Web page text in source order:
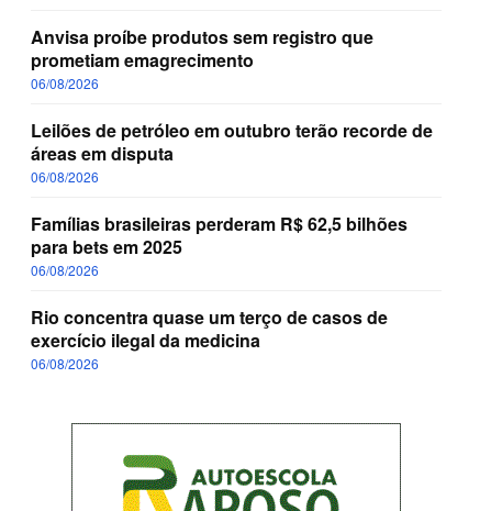
Anvisa proíbe produtos sem registro que
prometiam emagrecimento
06/08/2026
Leilões de petróleo em outubro terão recorde de
áreas em disputa
06/08/2026
Famílias brasileiras perderam R$ 62,5 bilhões
para bets em 2025
06/08/2026
Rio concentra quase um terço de casos de
exercício ilegal da medicina
06/08/2026